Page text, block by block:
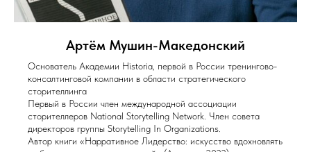
Артём Мушин-Македонский
Основатель Академии Historia, первой в России тренингово-
консалтинговой компании в области стратегического
сторителлинга
Первый в России член международной ассоциации
сторителлеров National Storytelling Network. Член совета
директоров группы Storytelling In Organizations.
Автор книги «Нарративное Лидерство: искусство вдохновлять